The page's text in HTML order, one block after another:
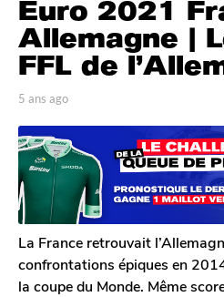
a
n
s
a
g
5
a
n
s
a
g
o
Euro 2021
Allemagne |
FFL de
p
r
J
o
n
a
s
5 ans ago
s
a
La France retrouvait
confrontations épiques en
la coupe du Monde. Même